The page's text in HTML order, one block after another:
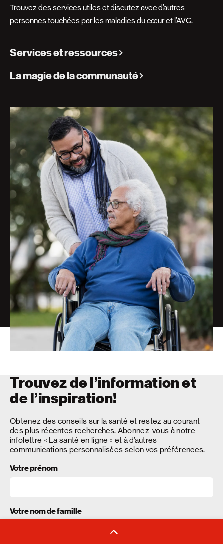
Trouvez des services utiles et discutez avec d’autres
personnes touchées par les maladies du cœur et l’AVC.
Services et ressources
La magie de la communauté
Trouvez de l’information et
de l’inspiration!
Obtenez des conseils sur la santé et restez au courant
des plus récentes recherches. Abonnez-vous à notre
infolettre « La santé en ligne » et à d’autres
communications personnalisées selon vos préférences.
Votre prénom
Votre nom de famille